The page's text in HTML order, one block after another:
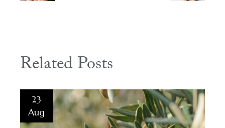
Related Posts
23
Aug